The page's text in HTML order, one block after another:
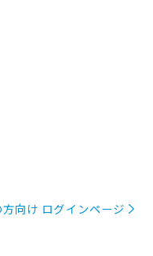
向け ログインページ